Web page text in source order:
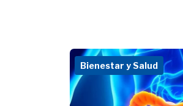
Bienestar y Salud